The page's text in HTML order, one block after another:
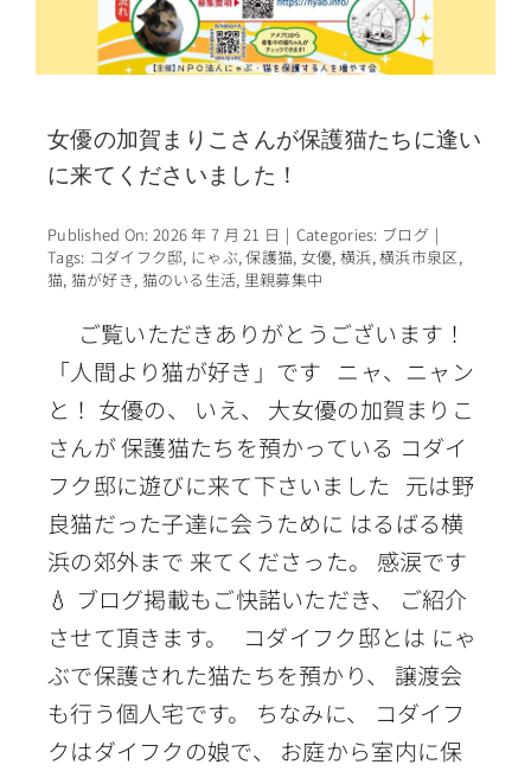
女優の加賀まりこさんが保護猫たちに逢い
に来てくださいました！
Published On: 2026 年 7 月 21 日 | Categories: ブログ |
Tags: コダイフク邸, にゃぶ,保護猫, 女優,横浜,横浜市泉区,
猫, 猫が好き, 猫のいる生活, 里親募集中
ご覧いただきありがとうございます！
「人間より猫が好き」です ニャ、ニャン
と！ 女優の、 いえ、 大女優の加賀まりこ
さんが 保護猫たちを預かっている コダイ
フク邸に遊びに来て下さいました 元は野
良猫だった子達に会うために はるばる横
浜の郊外まで 来てくださった。 感涙です
💧 ブログ掲載もご快諾いただき、 ご紹介
させて頂きます。 コダイフク邸とは にゃ
ぶで保護された猫たちを預かり、 譲渡会
も行う個人宅です。 ちなみに、 コダイフ
クはダイフクの娘で、 お庭から室内に保